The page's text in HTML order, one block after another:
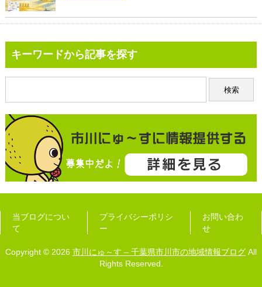
キーワードから記事を探す
当ブログについ
て
プライバシーポリシ
ー
お問い合わ
せ
Copyright © 2026 市川にゅ～す – 千葉県市川市の地域情報ブログ All
Rights Reserved.